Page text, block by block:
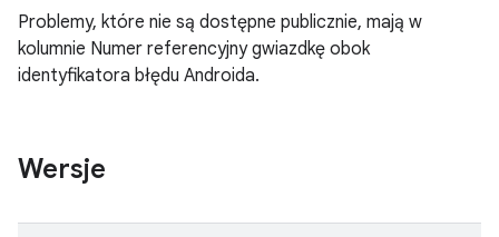
Problemy, które nie są dostępne publicznie, mają w
kolumnie Numer referencyjny gwiazdkę obok
identyfikatora błędu Androida.
Wersje